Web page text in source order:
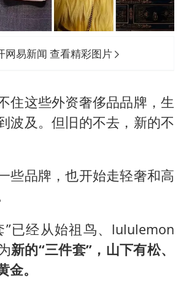
网易新闻 查看精彩图片
住这些外资奢侈品品牌，生
波及。但旧的不去，新的不
些品牌，也开始走轻奢和高
”已经从始祖鸟、lululemon
新的“三件套”，山下有松、
。